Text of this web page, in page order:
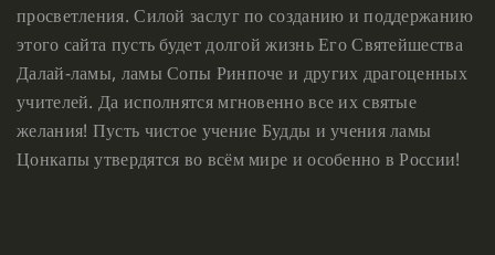
просветления. Силой заслуг по созданию и поддержанию
этого сайта пусть будет долгой жизнь Его Святейшества
Далай-ламы, ламы Сопы Ринпоче и других драгоценных
учителей. Да исполнятся мгновенно все их святые
желания! Пусть чистое учение Будды и учения ламы
Цонкапы утвердятся во всём мире и особенно в России!